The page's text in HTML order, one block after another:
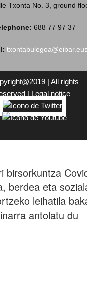
Txonta No. 3, ground
688 77 97 37
| All rights
| Legal notice
birsorkuntza
berdea eta
leihatila
antolatu du